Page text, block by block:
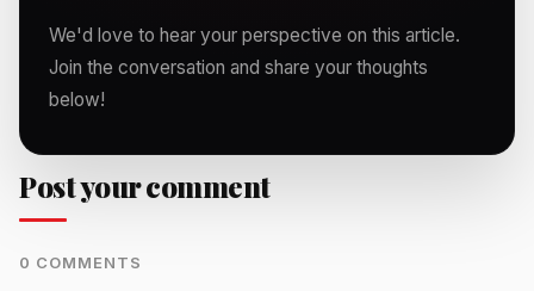
We'd love to hear your perspective on this article.
Join the conversation and share your thoughts
below!
Post your comment
0 COMMENTS